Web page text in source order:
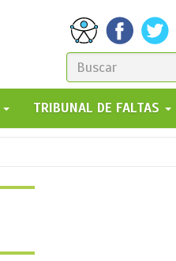
DE
GO!
TRIBUNAL DE FALTAS